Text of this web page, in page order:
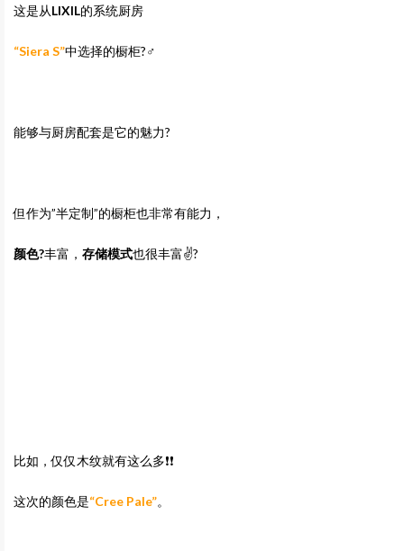
这是从LIXIL的系统厨房
“Siera S”中选择的橱柜?‍♂️
能够与厨房配套是它的魅力?
但作为”半定制”的橱柜也非常有能力，
颜色?丰富， 存储模式也很丰富✌️?
比如，仅仅木纹就有这么多❗️❗️
这次的颜色是“Cree Pale”。